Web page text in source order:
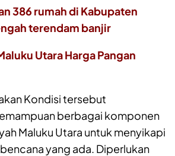
386 rumah di Kabupaten
terendam banjir
Utara Harga Pangan
Kondisi tersebut
berbagai komponen
Maluku Utara untuk menyikapi
yang ada. Diperlukan